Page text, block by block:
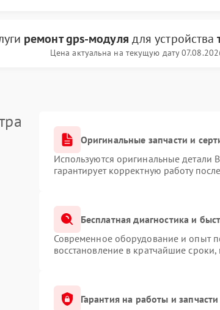
ремонт gps-модуля для устройства
Цена актуальна на текущую дату
Оригинальные запчасти и
Используются оригинальные
гарантирует корректную работу
Бесплатная диагностика и
Современное оборудование и опыт
восстановление в кратчайшие
Гарантия на работы и запчасти